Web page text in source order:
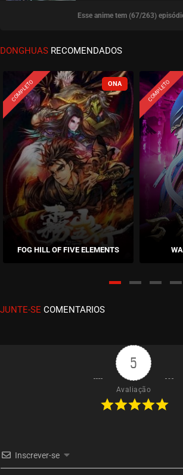
ASSISTIDO
ASSISTIDO
EPISÓDIO 257
ASSISTIDO
EPISÓDIO 256
abril 26, 2023
ASSISTIDO
EPISÓDIO 255
abril 19, 2023
EPISÓDIO 254
abril 11, 2023
ASSISTIDO
EPISÓDIO 252
março 30, 2023
EPISÓDIO 251
EPISÓDIO 250
Esse anime tem (67/263)
DONGHUAS RECOMENDADOS
COMPLETO
FOG HILL OF FIVE ELEMENTS
COMPLETO
JUNTE-SE COMENTARIOS
5
Avaliação
Inscrever-se